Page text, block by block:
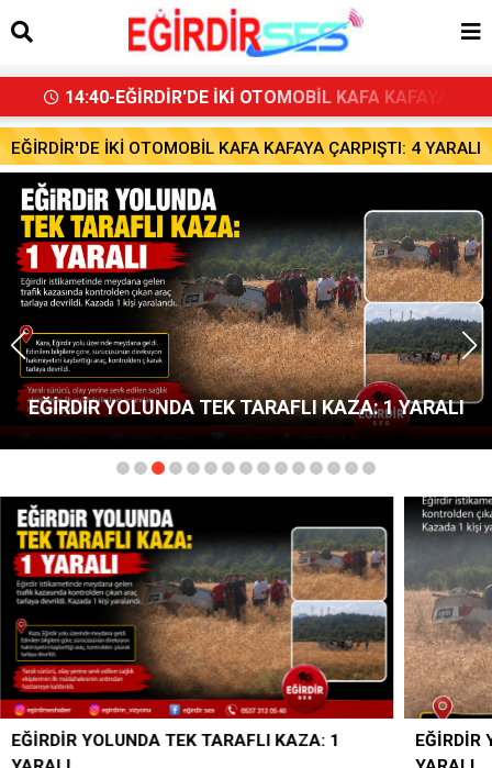
14:40-EĞİRDİR'DE İKİ OTOMOBİL KAFA KAFAYA
EĞİRDİR YOLUNDA TEK TARAFLI KAZA: 1 YARALI
1
EĞİRDİR YOLUNDA TEK TARAFLI KAZA: 1